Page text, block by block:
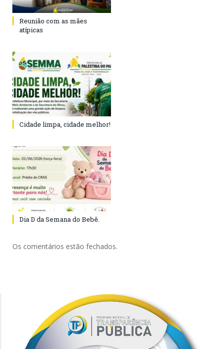
Reunião com as mães
atípicas
Cidade limpa, cidade melhor!
Dia D da Semana do Bebê.
Os comentários estão fechados.